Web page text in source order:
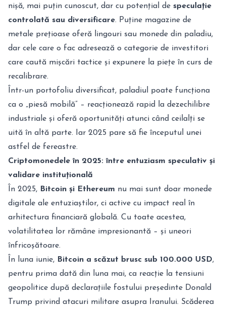
nișă, mai puțin cunoscut, dar cu potențial de speculație
controlată sau diversificare. Puține magazine de
metale prețioase oferă lingouri sau monede din paladiu,
dar cele care o fac adresează o categorie de investitori
care caută mișcări tactice și expunere la piețe în curs de
recalibrare.
Într-un portofoliu diversificat, paladiul poate funcționa
ca o „piesă mobilă” – reacționează rapid la dezechilibre
industriale și oferă oportunități atunci când ceilalți se
uită în altă parte. Iar 2025 pare să fie începutul unei
astfel de fereastre.
Criptomonedele în 2025: între entuziasm speculativ și
validare instituțională
În 2025, Bitcoin și Ethereum nu mai sunt doar monede
digitale ale entuziaștilor, ci active cu impact real în
arhitectura financiară globală. Cu toate acestea,
volatilitatea lor rămâne impresionantă – și uneori
înfricoșătoare.
În luna iunie, Bitcoin a scăzut brusc sub 100.000 USD,
pentru prima dată din luna mai, ca reacție la tensiuni
geopolitice după declarațiile fostului președinte Donald
Trump privind atacuri militare asupra Iranului. Scăderea